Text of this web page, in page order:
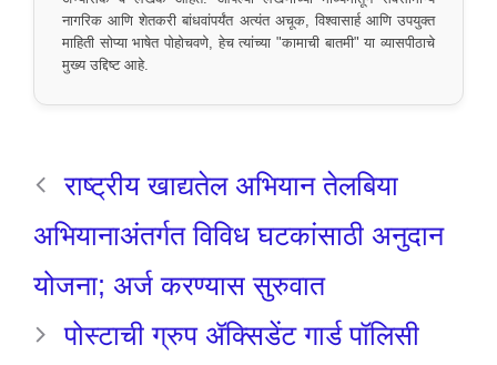
नागरिक आणि शेतकरी बांधवांपर्यंत अत्यंत अचूक, विश्वासार्ह आणि उपयुक्त
माहिती सोप्या भाषेत पोहोचवणे, हेच त्यांच्या "कामाची बातमी" या व्यासपीठाचे
मुख्य उद्दिष्ट आहे.
राष्ट्रीय खाद्यतेल अभियान तेलबिया
अभियानाअंतर्गत विविध घटकांसाठी अनुदान
योजना; अर्ज करण्यास सुरुवात
पोस्टाची ग्रुप ॲक्सिडेंट गार्ड पॉलिसी